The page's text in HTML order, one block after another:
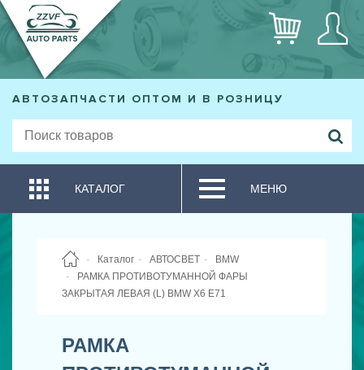
АВТОЗАПЧАСТИ ОПТОМ И В РОЗНИЦУ
КАТАЛОГ МЕНЮ
Каталог АВТОСВЕТ
BMW
РАМКА ПРОТИВОТУМАННОЙ ФАРЫ
ЗАКРЫТАЯ ЛЕВАЯ (L) BMW X6 E71
РАМКА